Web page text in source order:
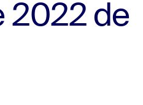
2022 de